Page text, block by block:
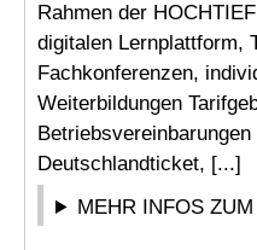
Rahmen der
digitalen Lernplattform,
Fachkonferenzen,
Weiterbildungen
Deutschlandticket, [...]
MEHR INFOS